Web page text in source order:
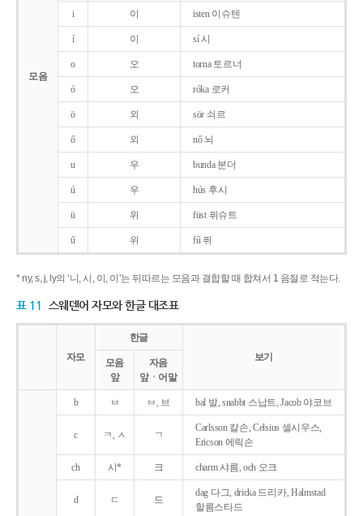
모음
i 이 isten 이슈텐
í 이 sí 시
o 오 torna 토르너
ó 오 róka 로커
ö 외 sör 쇠르
ő 외 nő 뇌
u 우 bunda 분더
ú 우 hús 후시
ü 위 füst 퓌슈트
ű 위 fű 퓌
* ny, s, j, ly의 ‘니, 시, 이, 이’는 뒤따르는 모음과 결합할 때 합쳐서 1 음절로 적는다.
표 11 스웨덴어 자모와 한글 대조표
자모
한글
보기
모음
앞
자음
앞ㆍ어말
b ㅂ ㅂ, 브 bal 발, snabbt 스납트, Jacob 야코브
c ㅋ, ㅅ ㄱ
Carlsson 칼손, Celsius 셀시우스,
Ericson 에릭손
ch 시* 크 charm 샤름, och 오크
d ㄷ 드
dag 다그, dricka 드리카, Halmstad
할름스타드